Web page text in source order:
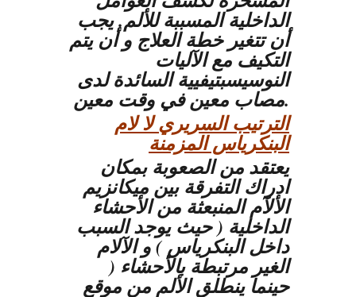
الداخلية المسببة للألم. يجب
أن تتغير خطة العلاج و أن يتم
التكيف مع الآليات
النوسيسبتيفيية السائدة لدى
مصاب معين في وقت معين.
الترتيب السريري لا لام
البنكرياس المزمنة
يعتقد من الصعوبة بمكان
ادراك التفرقة بين ميكانزيم
الألآم المنبعثة من الأحشاء
الداخلية ( حيث يوجد السبب
داخل البنكرياس ) و الآلام
الغير مرتبطة بالأحشاء (
حينما ينطلق الألم من موقع